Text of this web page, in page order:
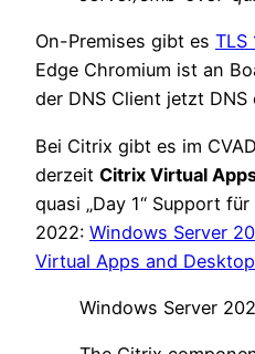
On-Premises gibt es TLS
Edge Chromium ist an
der DNS Client jetzt DNS
Bei Citrix gibt es im
derzeit Citrix Virtual
quasi „Day 1“ Support
2022: Windows Server
Virtual Apps and
Windows Server